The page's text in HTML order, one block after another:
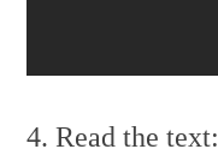
4. Read the text: